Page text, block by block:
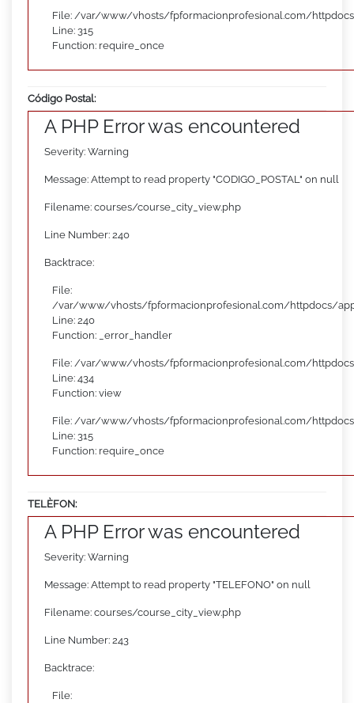
File: /var/www/vhosts/fpformacionprofesional.com/
Line: 315
Function: require_once
Código Postal:
A PHP Error was encountered
Severity: Warning
Message: Attempt to read property "CODIGO_POSTAL" on null
Filename: courses/course_city_view.php
Line Number: 240
Backtrace:
File:
/var/www/vhosts/fpformacionprofesional.com/httpdocs/
Line: 240
Function: _error_handler
File: /var/www/vhosts/fpformacionprofesional.com/
Line: 434
Function: view
File: /var/www/vhosts/fpformacionprofesional.com/
Line: 315
Function: require_once
TELÈFON:
A PHP Error was encountered
Severity: Warning
Message: Attempt to read property "TELEFONO" on null
Filename: courses/course_city_view.php
Line Number: 243
Backtrace:
File: